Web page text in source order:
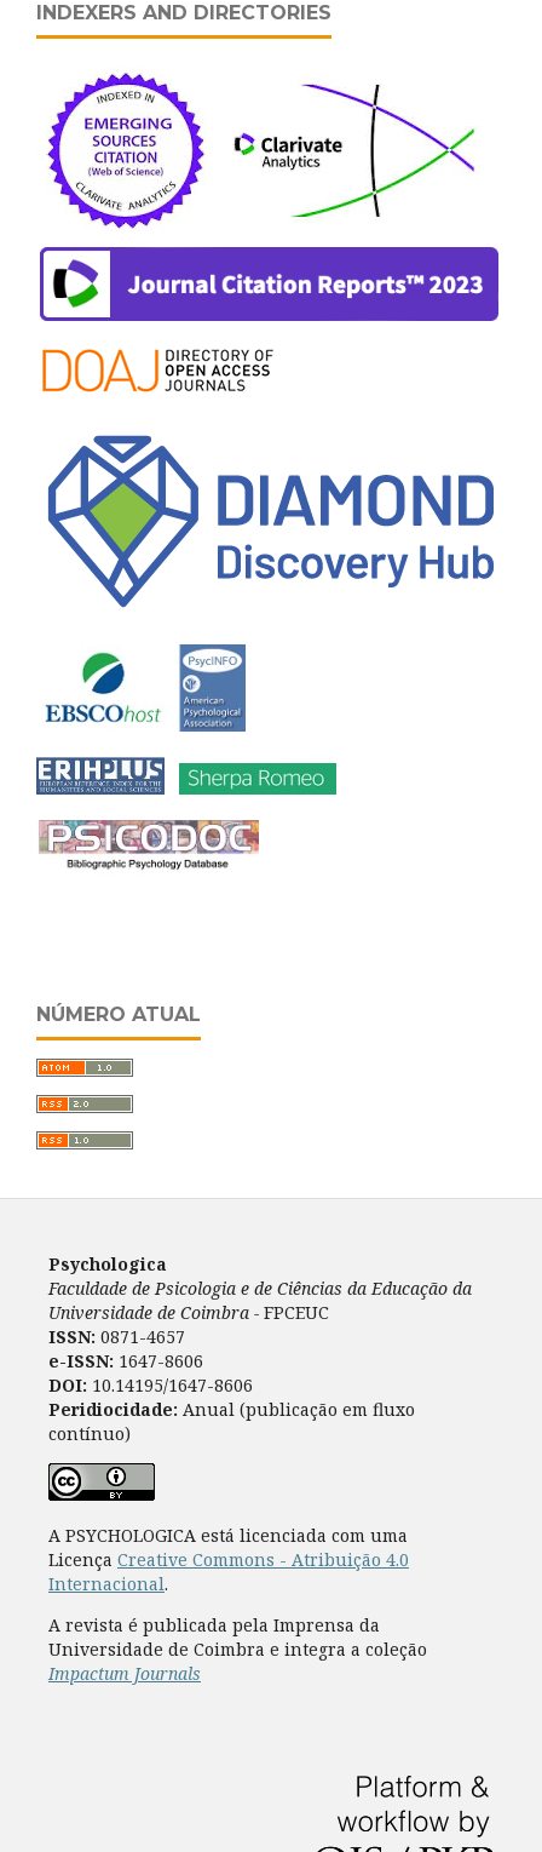
INDEXERS AND DIRECTORIES
NÚMERO ATUAL
Psychologica
Faculdade de Psicologia e de Ciências da Educação da
Universidade de Coimbra - FPCEUC
ISSN: 0871-4657
e-ISSN: 1647-8606
DOI: 10.14195/1647-8606
Peridiocidade: Anual (publicação em fluxo
contínuo)
A PSYCHOLOGICA está licenciada com uma
Licença Creative Commons - Atribuição 4.0
Internacional.
A revista é publicada pela Imprensa da
Universidade de Coimbra e integra a coleção
Impactum Journals